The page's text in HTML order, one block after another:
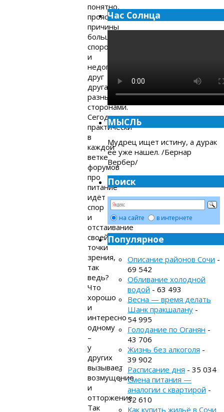
понятно,
прояснятся
причины
большинства
споров
и
недопонимания
друг
друга
разными
сторонами.
Сегодня
практически
в
каждой
ветке
форумов
про
питание
идёт
спор
и
отстаивание
своей
точки
зрения,
так
ведь?
Что
хорошо
и
интересно
одному
–
у
других
вызывает
возмущение
и
отторжение.
Так
Час Солнца
МЫСЛЬ
Мудрец ищет истину, а дурак
ее уже нашел. /Бернар
Вербер/
Поиск
на сайте в интернете
Популярное
Описание районов Сочи -
69 542
Обливание холодной
водой - 63 493
Весна — время делать
Шанк пракшалану -
54 995
Голодание по Оганян -
43 706
Жизнь без алкоголя -
39 902
Расписание дня - 35 034
Смена питания —
аналогии с квартирой -
32 610
Как купить жильё в Сочи